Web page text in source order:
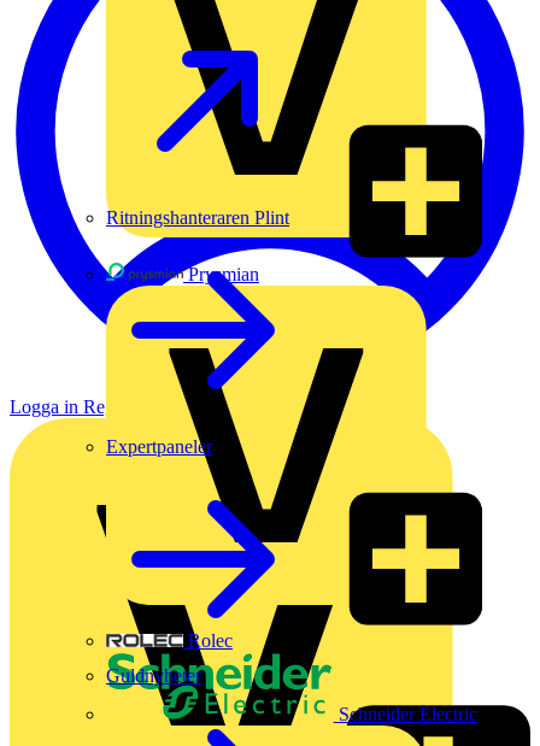
Prysmian
Rolec
Schneider Electric
Ritningshanteraren Plint
Expertpaneler
Guldnyheter
Logga in Registrera dig